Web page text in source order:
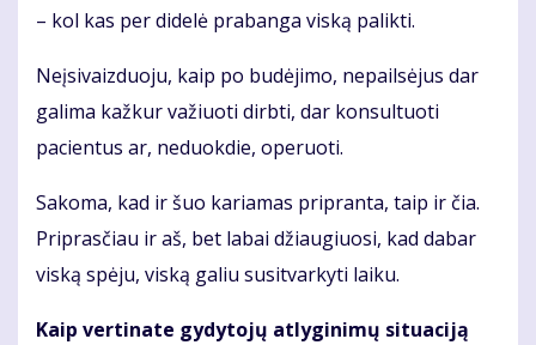
– kol kas per didelė prabanga viską palikti.
Neįsivaizduoju, kaip po budėjimo, nepailsėjus dar
galima kažkur važiuoti dirbti, dar konsultuoti
pacientus ar, neduokdie, operuoti.
Sakoma, kad ir šuo kariamas pripranta, taip ir čia.
Priprasčiau ir aš, bet labai džiaugiuosi, kad dabar
viską spėju, viską galiu susitvarkyti laiku.
Kaip vertinate gydytojų atlyginimų situaciją